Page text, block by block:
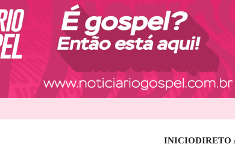
INICIODIRETO